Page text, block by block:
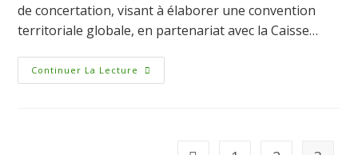
de concertation, visant à élaborer une convention
territoriale globale, en partenariat avec la Caisse…
Continuer La Lecture